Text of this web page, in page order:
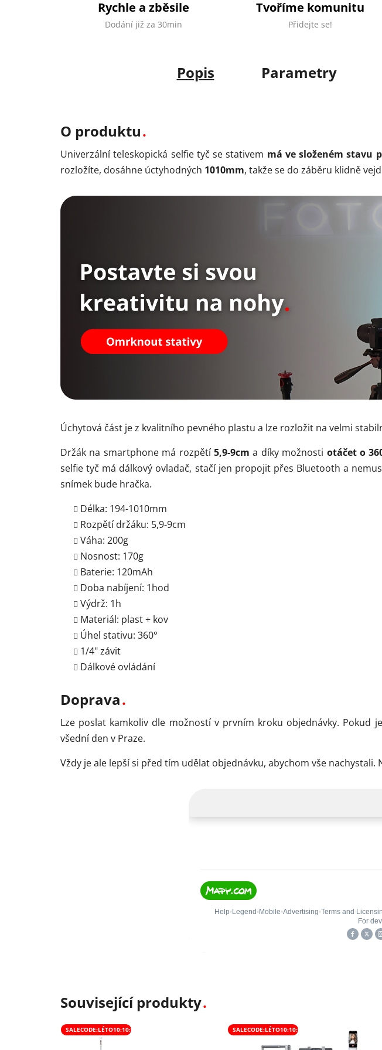
Rychle a zběsile
Dodání již za 30min
Tvoříme komunitu
Přidejte se!
Popis Parametry
O produktu
Univerzální teleskopická selfie tyč se stativem má ve složeném stavu
rozložíte, dosáhne úctyhodných 1010mm, takže se do záběru klidně
Úchytová část je z kvalitního pevného plastu a lze rozložit na velmi
Držák na smartphone má rozpětí5,9-9cm a díky možnosti otáčet o
selfie tyč má dálkový ovladač, stačí jen propojit přes Bluetooth a
snímek bude hračka.
Délka: 194-1010mm
Rozpětí držáku: 5,9-9cm
Váha: 200g
Nosnost: 170g
Baterie: 120mAh
Doba nabíjení: 1hod
Výdrž: 1h
Materiál: plast + kov
Úhel stativu: 360°
1/4" závit
Dálkové ovládání
Doprava
Lze poslat kamkoliv dle možností v prvním kroku objednávky. Pokud
všední den v Praze.
Vždy je ale lepší si před tím udělat objednávku, abychom vše
Související produkty
SALECODE:LÉTO10:10:% SALECODE:LÉTO10:10:%